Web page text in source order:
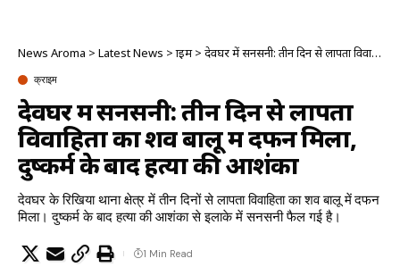
News Aroma > Latest News >क्राइम> देवघर में सनसनी: तीन दिन से लापता विवाहिता का शव बालू में दफन मिला, दुष्कर्म के बाद हत्या की आशंका
क्राइम
देवघर में सनसनी: तीन दिन से लापता
विवाहिता का शव बालू में दफन मिला,
दुष्कर्म के बाद हत्या की आशंका
देवघर के रिखिया थाना क्षेत्र में तीन दिनों से लापता विवाहिता का शव बालू में दफन
मिला। दुष्कर्म के बाद हत्या की आशंका से इलाके में सनसनी फैल गई है।
1 Min Read